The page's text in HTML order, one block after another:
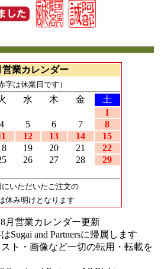
営業カレンダー
字は休業日です）
水 木 金
土
1
4 5 6 7
8
12 13 14
15
19 20 21
22
26 27 28
29
いただいたご注文の
休み明けとなります
8月営業カレンダー更新
Sugai and Partnersに帰属します
ト・画像など一切の転用・転載を